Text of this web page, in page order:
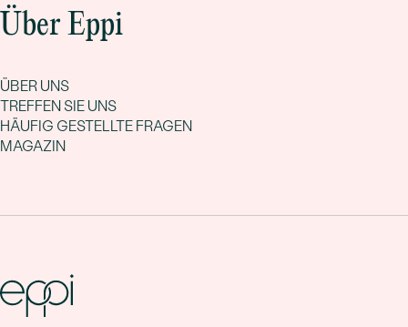
Über Eppi
ÜBER UNS
TREFFEN SIE UNS
HÄUFIG GESTELLTE FRAGEN
MAGAZIN